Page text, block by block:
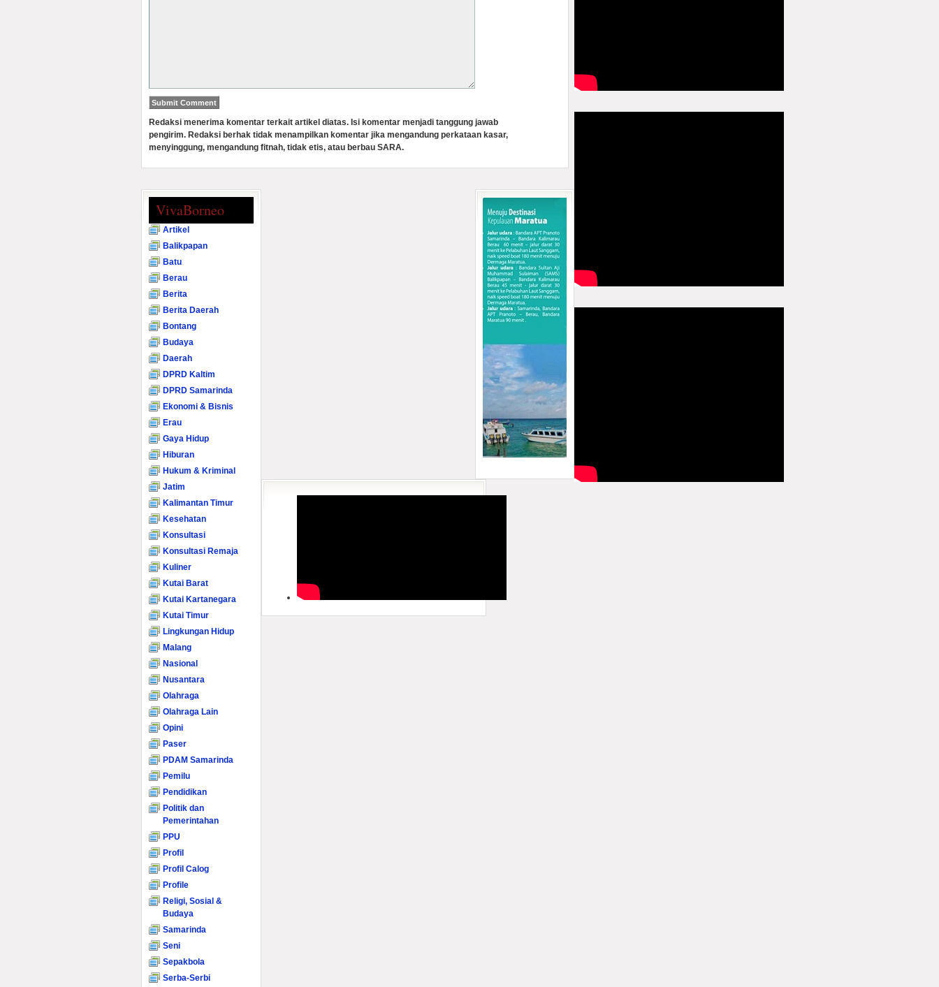
Redaksi menerima komentar terkait artikel diatas. Isi komentar menjadi tanggung jawab
pengirim. Redaksi berhak tidak menampilkan komentar jika mengandung perkataan kasar,
menyinggung, mengandung fitnah, tidak etis, atau berbau SARA.
VivaBorneo
Artikel
Balikpapan
Batu
Berau
Berita
Berita Daerah
Bontang
Budaya
Daerah
DPRD Kaltim
DPRD Samarinda
Ekonomi & Bisnis
Erau
Gaya Hidup
Hiburan
Hukum & Kriminal
Jatim
Kalimantan Timur
Kesehatan
Konsultasi
Konsultasi Remaja
Kuliner
Kutai Barat
Kutai Kartanegara
Kutai Timur
Lingkungan Hidup
Malang
Nasional
Nusantara
Olahraga
Olahraga Lain
Opini
Paser
PDAM Samarinda
Pemilu
Pendidikan
Politik dan
Pemerintahan
PPU
Profil
Profil Calog
Profile
Religi, Sosial &
Budaya
Samarinda
Seni
Sepakbola
Serba-Serbi